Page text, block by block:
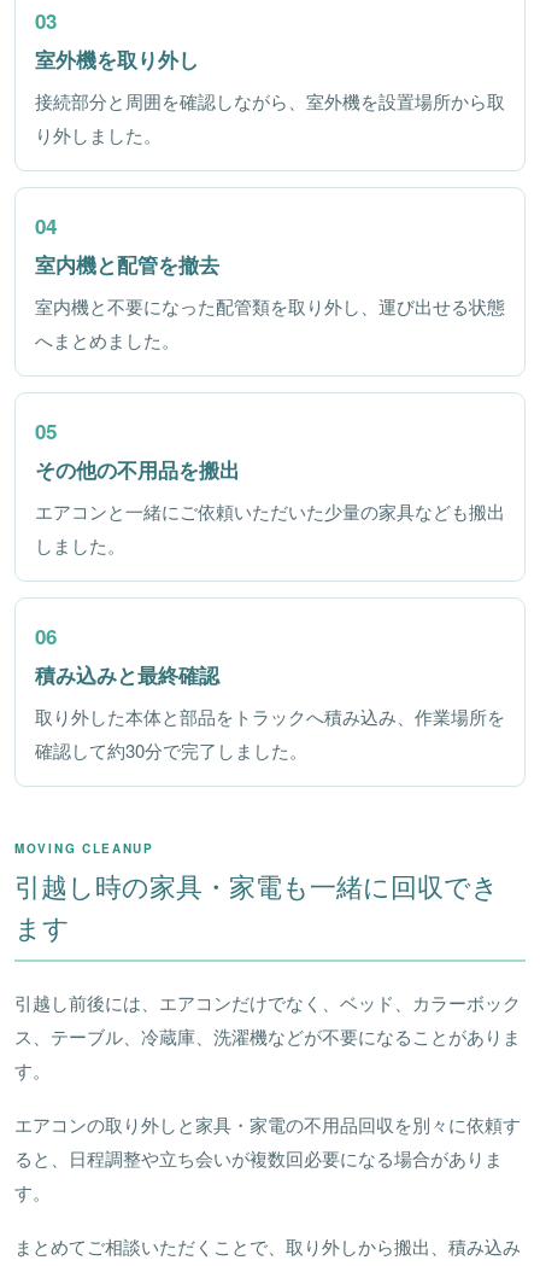
03
室外機を取り外し
接続部分と周囲を確認しながら、室外機を設置場所から取
り外しました。
04
室内機と配管を撤去
室内機と不要になった配管類を取り外し、運び出せる状態
へまとめました。
05
その他の不用品を搬出
エアコンと一緒にご依頼いただいた少量の家具なども搬出
しました。
06
積み込みと最終確認
取り外した本体と部品をトラックへ積み込み、作業場所を
確認して約30分で完了しました。
MOVING CLEANUP
引越し時の家具・家電も一緒に回収でき
ます
引越し前後には、エアコンだけでなく、ベッド、カラーボック
ス、テーブル、冷蔵庫、洗濯機などが不要になることがありま
す。
エアコンの取り外しと家具・家電の不用品回収を別々に依頼す
ると、日程調整や立ち会いが複数回必要になる場合がありま
す。
まとめてご相談いただくことで、取り外しから搬出、積み込み